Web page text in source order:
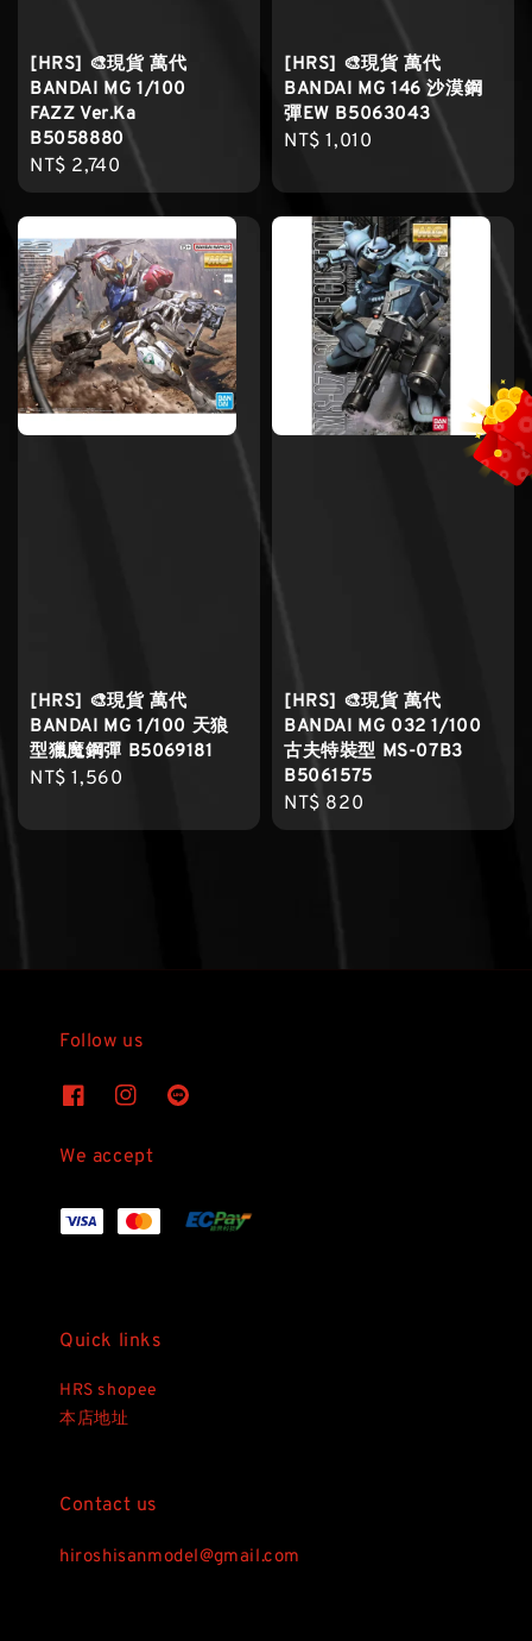
[HRS] 🎨現貨 萬代
BANDAI MG 1/100
FAZZ Ver.Ka
B5058880
Regular
price
NT$ 2,740
[HRS] 🎨現貨 萬代
BANDAI MG 146 沙漠鋼
彈EW B5063043
Regular
NT$ 1,010
[HRS] 🎨現貨 萬代
BANDAI MG 1/100 天狼
型獵魔鋼彈 B5069181
Regular
NT$ 1,560
[HRS] 🎨現貨 萬代
BANDAI MG 032 1/100
古夫特裝型 MS-07B3
B5061575
Regular
price
NT$ 820
Follow us
We accept
Quick links
HRS shopee
本店地址
Contact us
hiroshisanmodel@gmail.com